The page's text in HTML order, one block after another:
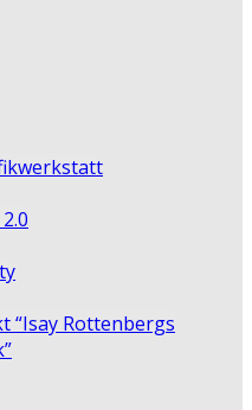
“Isay Rottenbergs